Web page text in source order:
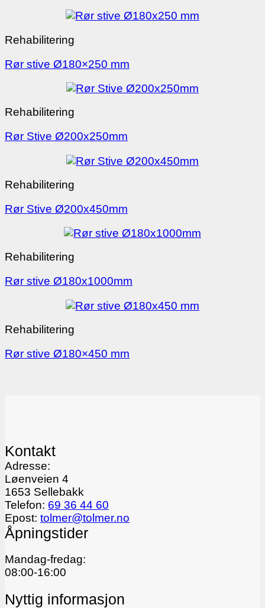
Rehabilitering
Rør stive Ø180×250 mm
Rehabilitering
Rør Stive Ø200x250mm
Rehabilitering
Rør Stive Ø200x450mm
Rehabilitering
Rør stive Ø180x1000mm
Rehabilitering
Rør stive Ø180×450 mm
Kontakt
Adresse:
Løenveien 4
1653 Sellebakk
Telefon: 69 36 44 60
Epost: tolmer@tolmer.no
Åpningstider
Mandag-fredag:
08:00-16:00
Nyttig informasjon